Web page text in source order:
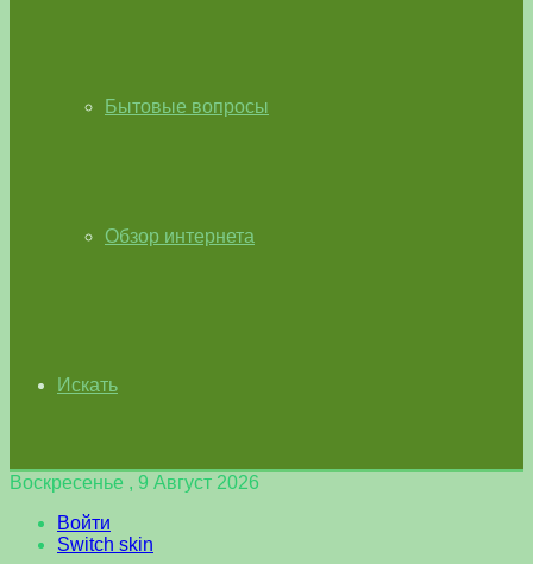
Бытовые вопросы
Обзор интернета
Искать
Воскресенье , 9 Август 2026
Войти
Switch skin